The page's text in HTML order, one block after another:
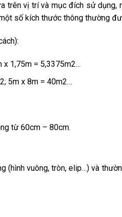
trên vị trí và mục đích sử dụng,
số kích thước thông thường
x 1,75m = 5,3375m2…
5m x 8m = 40m2…
từ 60cm – 80cm.
(hình vuông, tròn, elip…) và